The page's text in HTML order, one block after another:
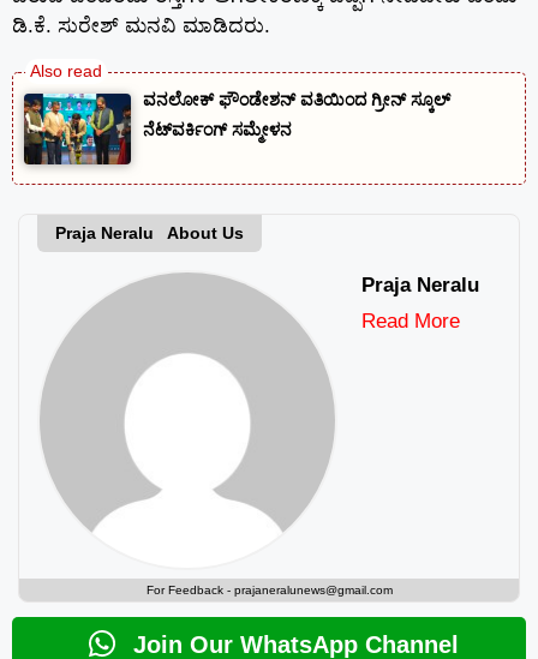
ಡಿ.ಕೆ. ಸುರೇಶ್ ಮನವಿ ಮಾಡಿದರು.
ವನಲೋಕ್ ಫೌಂಡೇಶನ್ ವತಿಯಿಂದ ಗ್ರೀನ್ ಸ್ಕೂಲ್
ನೆಟ್‌ವರ್ಕಿಂಗ್ ಸಮ್ಮೇಳನ
Praja Neralu About Us
Praja Neralu
Read More
For Feedback - prajaneralunews@gmail.com
Join Our WhatsApp Channel